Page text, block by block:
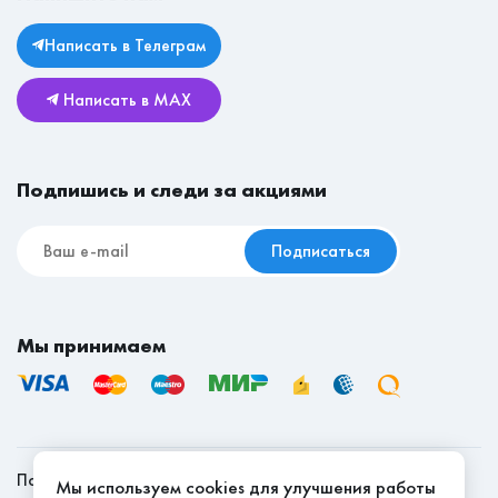
Подпишись и следи за акциями
Подписаться
Мы принимаем
Написать в Телеграм
Написать в MAX
Столы
Комоды
Детские
Реставрационные материалы
Юридическая информация
Возврат и обмен
Политика конфиденциальности
Мы используем cookies для улучшения работы